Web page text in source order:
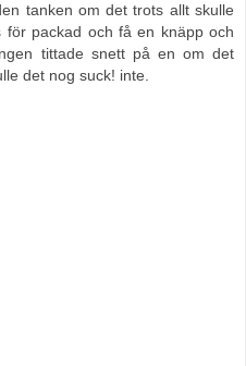
tanken om det trots allt skulle
för packad och få en knäpp och
tittade snett på en om det
det nog suck! inte.